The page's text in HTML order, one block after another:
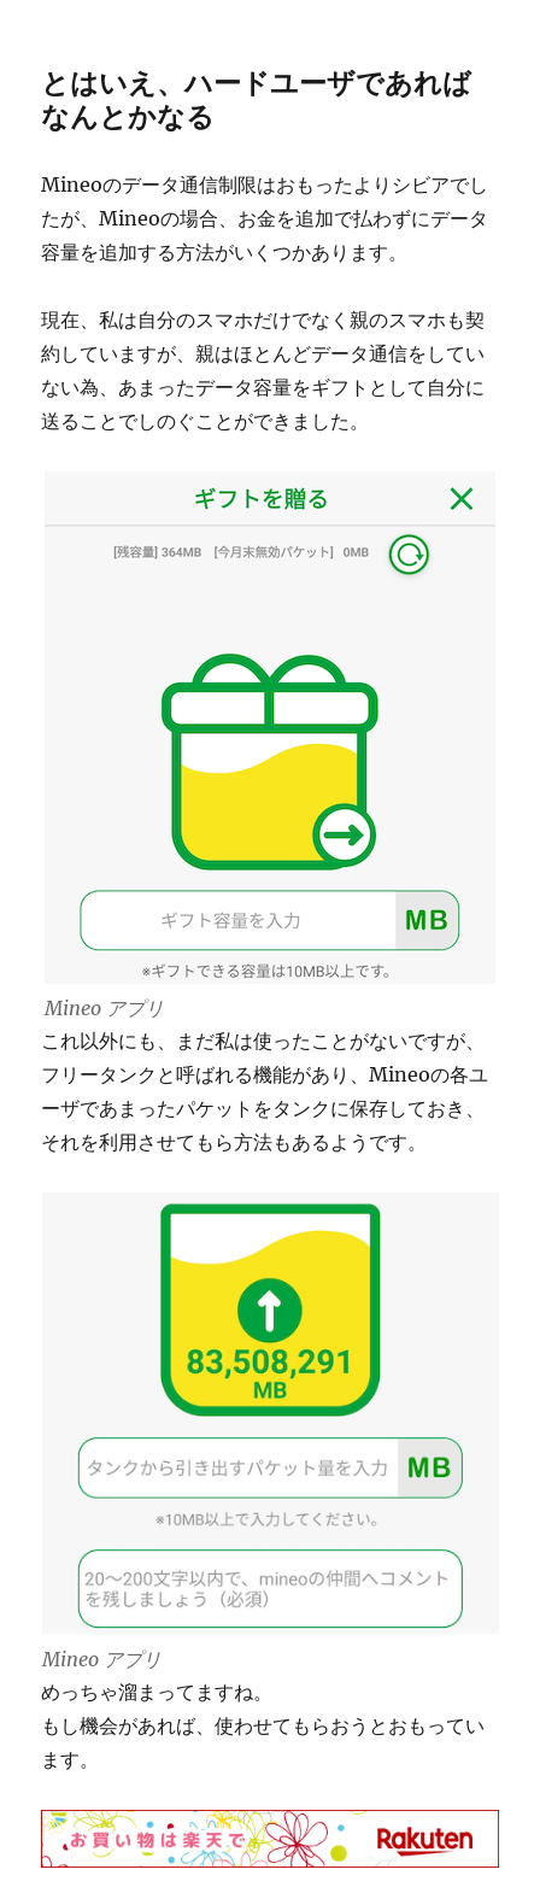
とはいえ、ハードユーザであれば
なんとかなる
Mineoのデータ通信制限はおもったよりシビアでし
たが、Mineoの場合、お金を追加で払わずにデータ
容量を追加する方法がいくつかあります。
現在、私は自分のスマホだけでなく親のスマホも契
約していますが、親はほとんどデータ通信をしてい
ない為、あまったデータ容量をギフトとして自分に
送ることでしのぐことができました。
Mineo アプリ
これ以外にも、まだ私は使ったことがないですが、
フリータンクと呼ばれる機能があり、Mineoの各ユ
ーザであまったパケットをタンクに保存しておき、
それを利用させてもら方法もあるようです。
Mineo アプリ
めっちゃ溜まってますね。
もし機会があれば、使わせてもらおうとおもってい
ます。